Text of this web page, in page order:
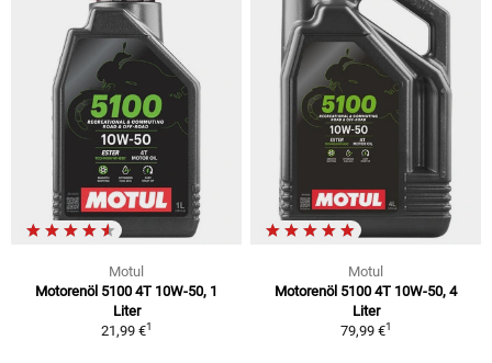
Motul
Motorenöl 5100 4T 10W-50, 1
Liter
21,99 €1
Motul
Motorenöl 5100 4T 10W-50, 4
Liter
79,99 €1